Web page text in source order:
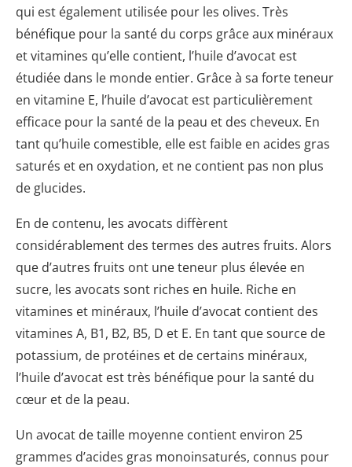
qui est également utilisée pour les olives. Très
bénéfique pour la santé du corps grâce aux minéraux
et vitamines qu’elle contient, l’huile d’avocat est
étudiée dans le monde entier. Grâce à sa forte teneur
en vitamine E, l’huile d’avocat est particulièrement
efficace pour la santé de la peau et des cheveux. En
tant qu’huile comestible, elle est faible en acides gras
saturés et en oxydation, et ne contient pas non plus
de glucides.
En de contenu, les avocats diffèrent
considérablement des termes des autres fruits. Alors
que d’autres fruits ont une teneur plus élevée en
sucre, les avocats sont riches en huile. Riche en
vitamines et minéraux, l’huile d’avocat contient des
vitamines A, B1, B2, B5, D et E. En tant que source de
potassium, de protéines et de certains minéraux,
l’huile d’avocat est très bénéfique pour la santé du
cœur et de la peau.
Un avocat de taille moyenne contient environ 25
grammes d’acides gras monoinsaturés, connus pour